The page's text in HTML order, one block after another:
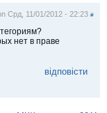
Срд, 11/01/2012 - 22:23 #
нет в праве
відповісти